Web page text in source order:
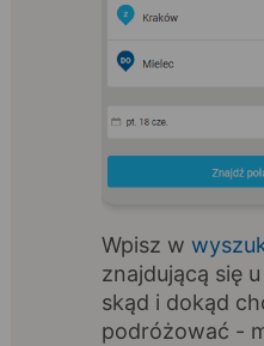
Wpisz w
znajdującą się
skąd i dokąd
podróżować -